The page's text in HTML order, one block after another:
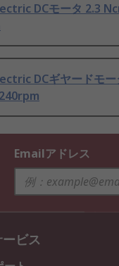
DCモータ 2.3
DCギヤードモー
Emailアドレス
ビス